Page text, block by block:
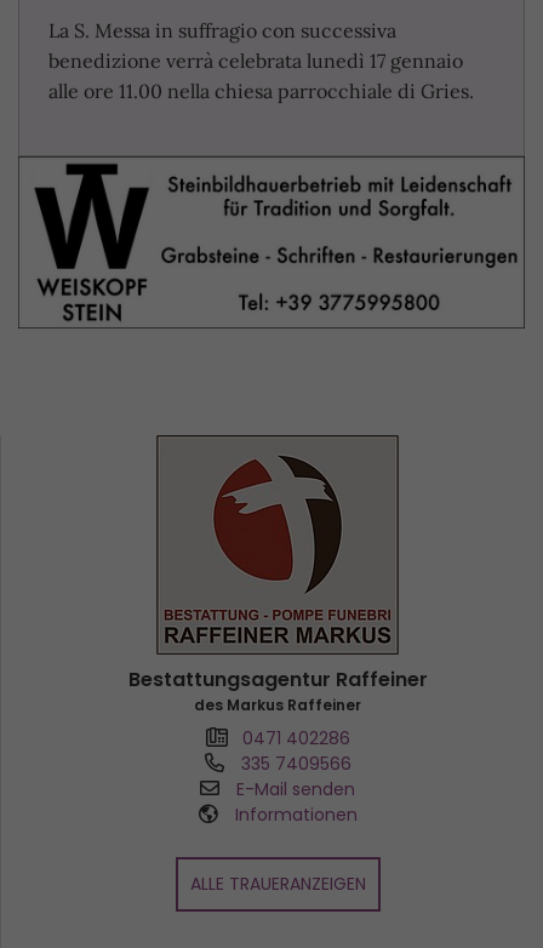
La S. Messa in suffragio con successiva
benedizione verrà celebrata lunedì 17 gennaio
alle ore 11.00 nella chiesa parrocchiale di Gries.
Bestattungsagentur Raffeiner
des Markus Raffeiner
0471 402286
335 7409566
E-Mail senden
Informationen
ALLE TRAUERANZEIGEN